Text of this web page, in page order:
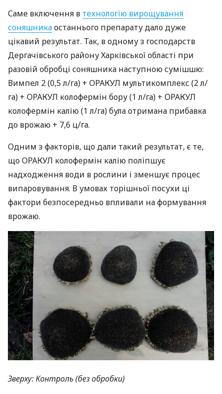
Саме включення в технологію вирощування
соняшникаостаннього препарату дало дуже
цікавий результат. Так, в одному з господарств
Дергачівського району Харківської області при
разовій обробці соняшника наступною сумішшю:
Вимпел 2 (0,5 л/га) + ОРАКУЛ мультикомплекс (2 л/
га) + ОРАКУЛ колофермін бору (1 л/га) + ОРАКУЛ
колофермін калію (1 л/га) була отримана прибавка
до врожаю + 7,6 ц/га.
Одним з факторів, що дали такий результат, є те,
щоОРАКУЛ колофермін калію поліпшує
надходження води в рослини і зменшує процес
випаровування. В умовах торішньої посухи ці
фактори безпосередньо впливали на формування
врожаю.
Зверху: Контроль (без обробки)